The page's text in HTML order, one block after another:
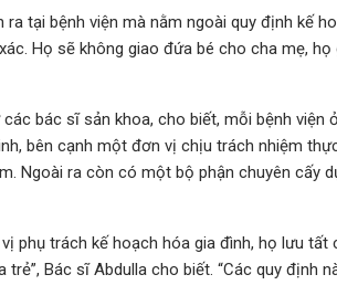
tại bệnh viện mà nằm ngoài quy định kế
Họ sẽ không giao đứa bé cho cha mẹ,
bác sĩ sản khoa, cho biết, mỗi bệnh viện
bên cạnh một đơn vị chịu trách nhiệm
Ngoài ra còn có một bộ phận chuyên cấy
phụ trách kế hoạch hóa gia đình, họ lưu
Bác sĩ Abdulla cho biết. “Các quy định